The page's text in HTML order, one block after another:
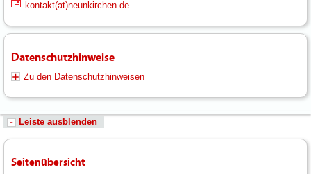
kontakt(at)neunkirchen.de
Datenschutzhinweise
Zu den Datenschutzhinweisen
Leiste ausblenden
Seitenübersicht